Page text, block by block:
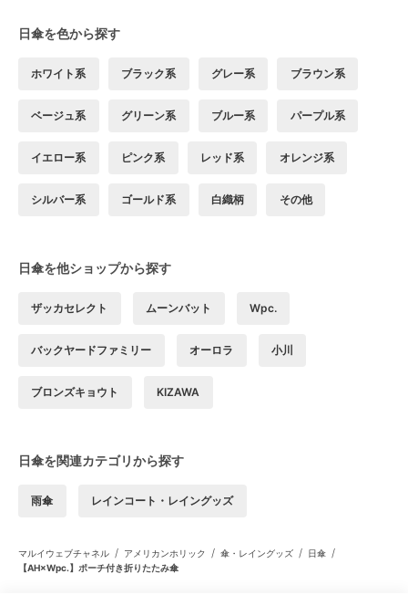
日傘を色から探す
ホワイト系 ブラック系 グレー系 ブラウン系
ベージュ系 グリーン系 ブルー系 パープル系
イエロー系 ピンク系 レッド系 オレンジ系
シルバー系 ゴールド系 白織柄 その他
日傘を他ショップから探す
ザッカセレクト ムーンバット Wpc.
バックヤードファミリー オーロラ 小川
ブロンズキョウト KIZAWA
日傘を関連カテゴリから探す
雨傘 レインコート・レイングッズ
マルイウェブチャネル / アメリカンホリック / 傘・レイングッズ / 日傘 /
【AH×Wpc.】ポーチ付き折りたたみ傘